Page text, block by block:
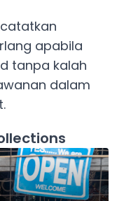
apabila
tanpa kalah
dalam